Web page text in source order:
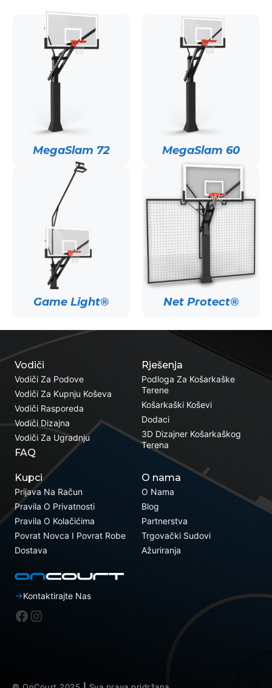
MegaSlam 72 MegaSlam 60
Game Light® Net Protect®
Rješenja
Podloga Za Košarkaške
Terene
Košarkaški Koševi
Dodaci
3D Dizajner Košarkaškog
Terena
Vodiči
Vodiči Za Podove
Vodiči Za Kupnju Koševa
Vodiči Rasporeda
Vodiči Dizajna
Vodiči Za Ugradnju
FAQ
Kupci
Prijava Na Račun
Pravila O Privatnosti
Pravila O Kolačićima
Povrat Novca I Povrat Robe
Dostava
O nama
O Nama
Blog
Partnerstva
Trgovački Sudovi
Ažuriranja
Kontaktirajte Nas
Facebook
Instagram